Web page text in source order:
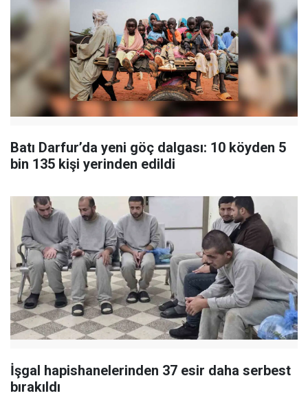
Batı Darfur’da yeni göç dalgası: 10 köyden 5
bin 135 kişi yerinden edildi
İşgal hapishanelerinden 37 esir daha serbest
bırakıldı